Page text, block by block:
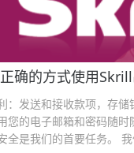
确的方式使用
：发送和接收款项，存储
您的电子邮箱和密码随
全是我们的首要任务。